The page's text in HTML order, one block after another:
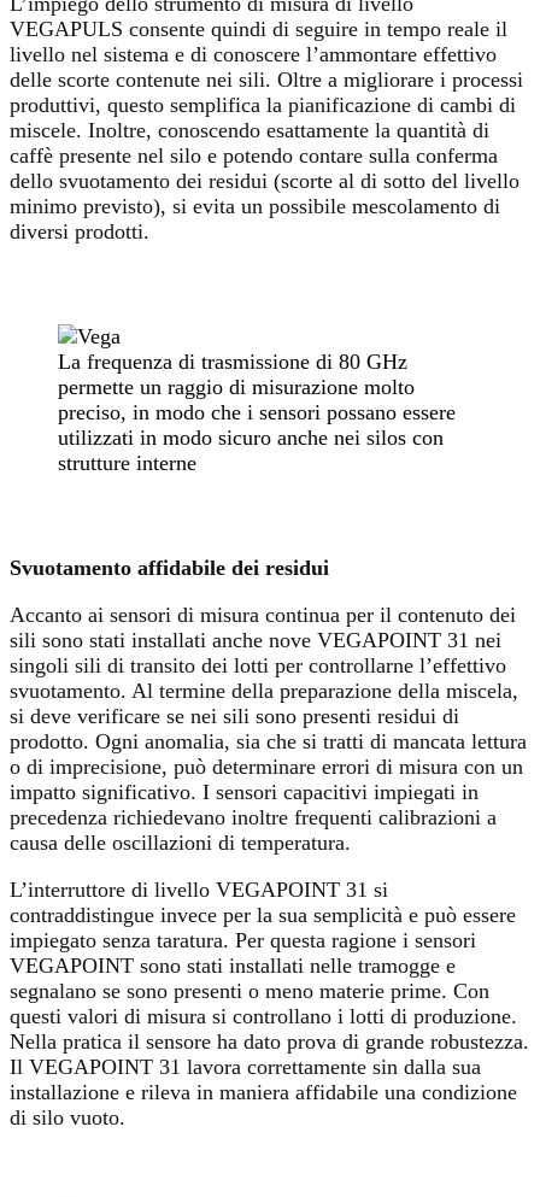
VEGAPULS consente quindi di seguire in tempo reale il
livello nel sistema e di conoscere l’ammontare effettivo
delle scorte contenute nei sili. Oltre a migliorare i processi
produttivi, questo semplifica la pianificazione di cambi di
miscele. Inoltre, conoscendo esattamente la quantità di
caffè presente nel silo e potendo contare sulla conferma
dello svuotamento dei residui (scorte al di sotto del livello
minimo previsto), si evita un possibile mescolamento di
diversi prodotti.
La frequenza di trasmissione di 80 GHz
permette un raggio di misurazione molto
preciso, in modo che i sensori possano essere
utilizzati in modo sicuro anche nei silos con
strutture interne
Svuotamento affidabile dei residui
Accanto ai sensori di misura continua per il contenuto dei
sili sono stati installati anche nove VEGAPOINT 31 nei
singoli sili di transito dei lotti per controllarne l’effettivo
svuotamento. Al termine della preparazione della miscela,
si deve verificare se nei sili sono presenti residui di
prodotto. Ogni anomalia, sia che si tratti di mancata lettura
o di imprecisione, può determinare errori di misura con un
impatto significativo. I sensori capacitivi impiegati in
precedenza richiedevano inoltre frequenti calibrazioni a
causa delle oscillazioni di temperatura.
L’interruttore di livello VEGAPOINT 31 si
contraddistingue invece per la sua semplicità e può essere
impiegato senza taratura. Per questa ragione i sensori
VEGAPOINT sono stati installati nelle tramogge e
segnalano se sono presenti o meno materie prime. Con
questi valori di misura si controllano i lotti di produzione.
Nella pratica il sensore ha dato prova di grande robustezza.
Il VEGAPOINT 31 lavora correttamente sin dalla sua
installazione e rileva in maniera affidabile una condizione
di silo vuoto.